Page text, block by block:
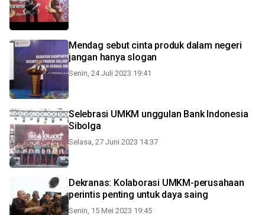
Mendag sebut cinta produk dalam negeri
jangan hanya slogan
Senin, 24 Juli 2023 19:41
Selebrasi UMKM unggulan Bank Indonesia
Sibolga
Selasa, 27 Juni 2023 14:37
Dekranas: Kolaborasi UMKM-perusahaan
perintis penting untuk daya saing
Senin, 15 Mei 2023 19:45